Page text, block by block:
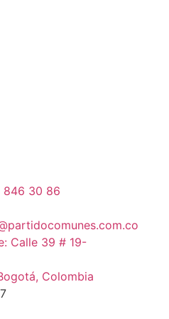
846 30 86
Calle 39 # 19-
Colombia